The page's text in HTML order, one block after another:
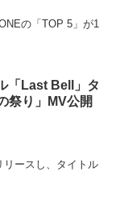
の「TOP 5」が1
「Last Bell」タ
祭り」MV公開
ースし、タイトル